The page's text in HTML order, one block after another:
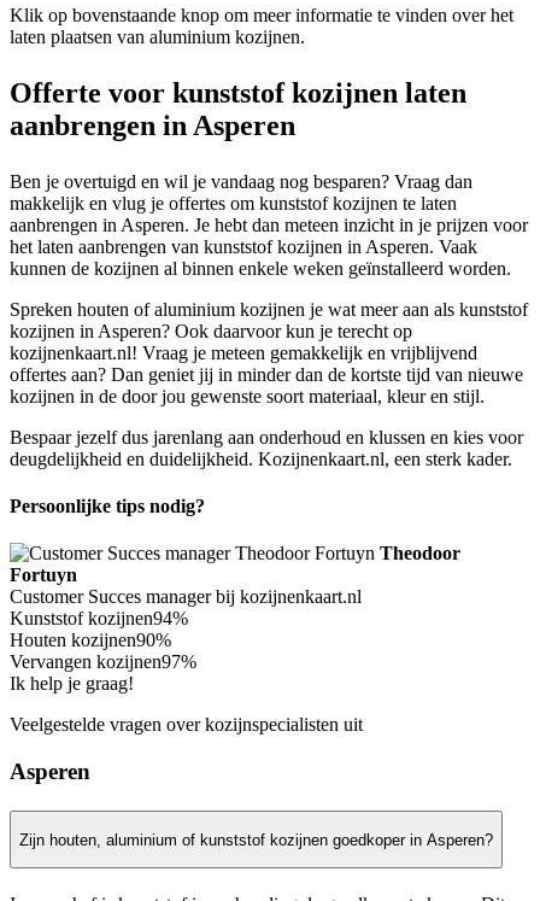
Klik op bovenstaande knop om meer informatie te vinden over het
laten plaatsen van aluminium kozijnen.
Offerte voor kunststof kozijnen laten
aanbrengen in Asperen
Ben je overtuigd en wil je vandaag nog besparen? Vraag dan
makkelijk en vlug je offertes om kunststof kozijnen te laten
aanbrengen in Asperen. Je hebt dan meteen inzicht in je prijzen voor
het laten aanbrengen van kunststof kozijnen in Asperen. Vaak
kunnen de kozijnen al binnen enkele weken geïnstalleerd worden.
Spreken houten of aluminium kozijnen je wat meer aan als kunststof
kozijnen in Asperen? Ook daarvoor kun je terecht op
kozijnenkaart.nl! Vraag je meteen gemakkelijk en vrijblijvend
offertes aan? Dan geniet jij in minder dan de kortste tijd van nieuwe
kozijnen in de door jou gewenste soort materiaal, kleur en stijl.
Bespaar jezelf dus jarenlang aan onderhoud en klussen en kies voor
deugdelijkheid en duidelijkheid. Kozijnenkaart.nl, een sterk kader.
Persoonlijke tips nodig?
Theodoor
Fortuyn
Customer Succes manager bij kozijnenkaart.nl
Kunststof kozijnen94%
Houten kozijnen90%
Vervangen kozijnen97%
Ik help je graag!
Veelgestelde vragen over kozijnspecialisten uit
Asperen
Zijn houten, aluminium of kunststof kozijnen goedkoper in Asperen?